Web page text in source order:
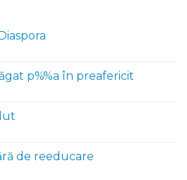
p%%a în preafericit
de reeducare